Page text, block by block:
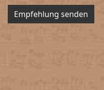
Empfehlung senden